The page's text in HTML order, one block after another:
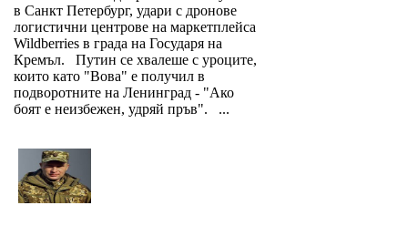
в Санкт Петербург, удари с дронове
логистични центрове на маркетплейса
Wildberries в града на Государя на
Кремъл. Путин се хвалеше с уроците,
които като "Вова" е получил в
подворотните на Ленинград - "Ако
боят е неизбежен, удряй пръв". ...